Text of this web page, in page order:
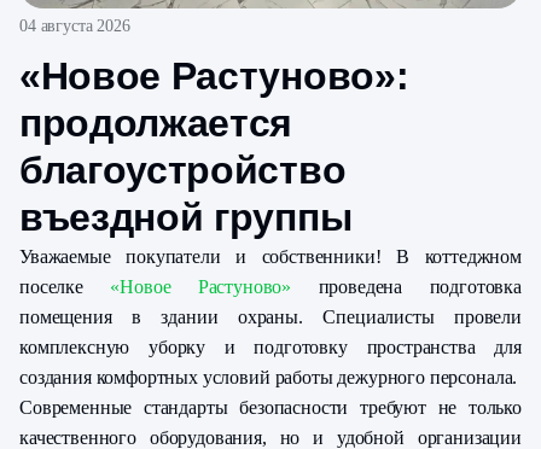
04 августа 2026
«Новое Растуново»:
продолжается
благоустройство
въездной группы
Уважаемые покупатели и собственники! В коттеджном
поселке «Новое Растуново» проведена подготовка
помещения в здании охраны. Специалисты провели
комплексную уборку и подготовку пространства для
создания комфортных условий работы дежурного персонала.
Современные стандарты безопасности требуют не только
качественного оборудования, но и удобной организации